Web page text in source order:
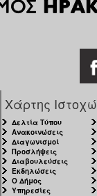
Χάρτης
Δελτία Τύπου
Ανακοινώσεις
Διαγωνισμοί
Προσλήψεις
Διαβουλεύσεις
Εκδηλώσεις
Ο Δήμος
Υπηρεσίες